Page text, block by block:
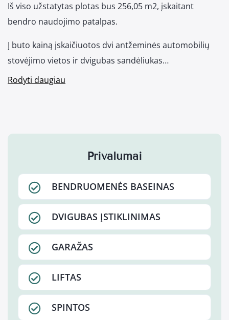
Iš viso užstatytas plotas bus 256,05 m2, įskaitant
bendro naudojimo patalpas.
Į buto kainą įskaičiuotos dvi antžeminės automobilių
stovėjimo vietos ir dvigubas sandėliukas…
Rodyti daugiau
Privalumai
BENDRUOMENĖS BASEINAS
DVIGUBAS ĮSTIKLINIMAS
GARAŽAS
LIFTAS
SPINTOS